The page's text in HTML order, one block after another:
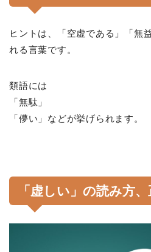
ヒントは、「空虚である」「無
れる言葉です。
類語には
「無駄」
「儚い」などが挙げられます。
「虚しい」の読み方